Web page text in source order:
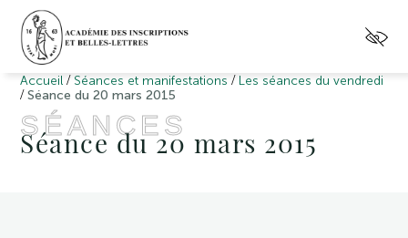
Accueil / Séances et manifestations / Les séances du vendredi
/Séance du 20 mars 2015
SÉANCES
Séance du 20 mars 2015